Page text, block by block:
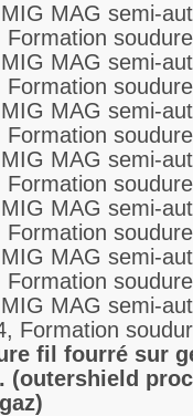
MAG semi-
MAG semi-
MAG semi-
MAG semi-
MAG semi-
MAG semi-
MAG semi-
Formation
fil fourré sur
(outershield